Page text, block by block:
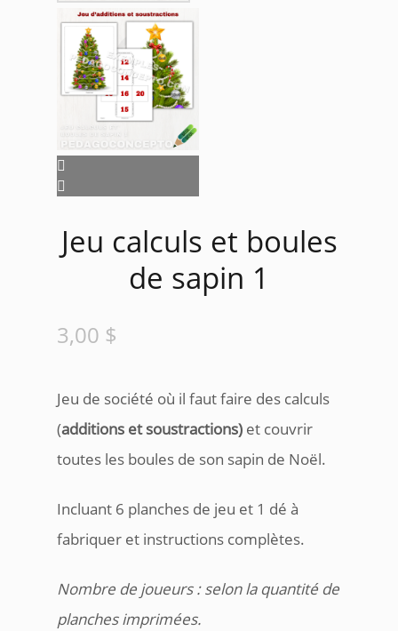
Jeu calculs et boules
de sapin 1
3,00 $
Jeu de société où il faut faire des calculs
(additions et soustractions) et couvrir
toutes les boules de son sapin de Noël.
Incluant 6 planches de jeu et 1 dé à
fabriquer et instructions complètes.
Nombre de joueurs :selon la quantité de
planches imprimées.